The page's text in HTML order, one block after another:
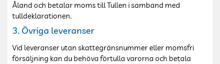
Åland och betalar moms till Tullen i samband med
tulldeklarationen.
3. Övriga leveranser
Vid leveranser utan skattegränsnummer eller momsfri
försäljning kan du behöva förtulla varorna och betala